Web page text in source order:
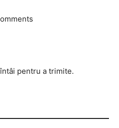
pentru a trimite.